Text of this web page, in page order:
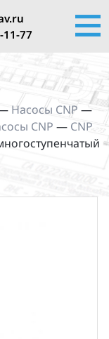
11-77
Насосы CNP —
CNP — CNP